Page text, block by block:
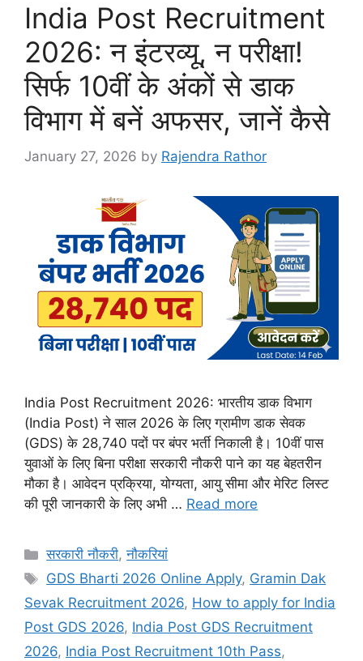
India Post Recruitment
2026: न इंटरव्यू, न परीक्षा!
सिर्फ 10वीं के अंकों से डाक
विभाग में बनें अफसर, जानें कैसे
January 27, 2026 by Rajendra Rathor
India Post Recruitment 2026: भारतीय डाक विभाग
(India Post) ने साल 2026 के लिए ग्रामीण डाक सेवक
(GDS) के 28,740 पदों पर बंपर भर्ती निकाली है। 10वीं पास
युवाओं के लिए बिना परीक्षा सरकारी नौकरी पाने का यह बेहतरीन
मौका है। आवेदन प्रक्रिया, योग्यता, आयु सीमा और मेरिट लिस्ट
की पूरी जानकारी के लिए अभी … Read more
Categories
सरकारी नौकरी,नौकरियां
Tags
GDS Bharti 2026 Online Apply, Gramin Dak
Sevak Recruitment 2026, How to apply for India
Post GDS 2026, India Post GDS Recruitment
2026, India Post Recruitment 10th Pass,